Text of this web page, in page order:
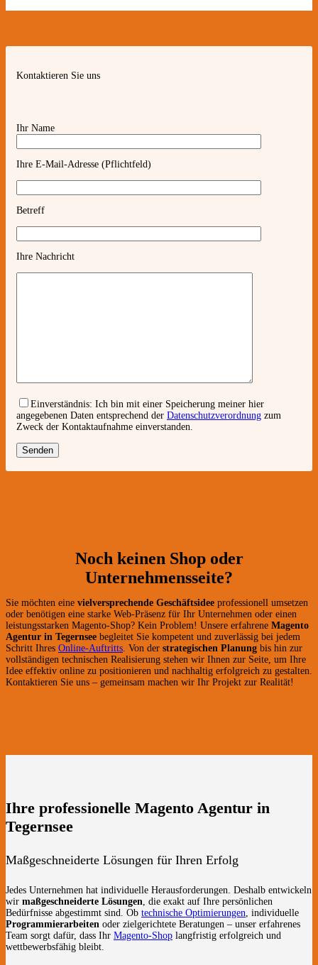
Kontaktieren Sie uns
Ihr Name
Ihre E-Mail-Adresse (Pflichtfeld)
Betreff
Ihre Nachricht
Einverständnis: Ich bin mit einer Speicherung meiner hier
angegebenen Daten entsprechend der Datenschutzverordnung zum
Zweck der Kontaktaufnahme einverstanden.
Noch keinen Shop oder
Unternehmensseite?
Sie möchten eine vielversprechende Geschäftsidee professionell umsetzen
oder benötigen eine starke Web-Präsenz für Ihr Unternehmen oder einen
leistungsstarken Magento-Shop? Kein Problem! Unsere erfahrene Magento
Agentur in Tegernsee begleitet Sie kompetent und zuverlässig bei jedem
Schritt Ihres Online-Auftritts . Von der strategischen Planung bis hin zur
vollständigen technischen Realisierung stehen wir Ihnen zur Seite, um Ihre
Idee effektiv online zu positionieren und nachhaltig erfolgreich zu gestalten.
Kontaktieren Sie uns – gemeinsam machen wir Ihr Projekt zur Realität!
Ihre professionelle Magento Agentur in
Tegernsee
Maßgeschneiderte Lösungen für Ihren Erfolg
Jedes Unternehmen hat individuelle Herausforderungen. Deshalb entwickeln
wir maßgeschneiderte Lösungen , die exakt auf Ihre persönlichen
Bedürfnisse abgestimmt sind. Ob technische Optimierungen , individuelle
Programmierarbeiten oder zielgerichtete Beratungen – unser erfahrenes
Team sorgt dafür, dass Ihr Magento-Shop langfristig erfolgreich und
wettbewerbsfähig bleibt.